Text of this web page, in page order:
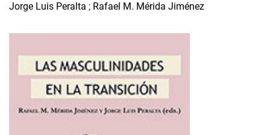
Jorge Luis Peralta ; Rafael M. Mérida Jiménez